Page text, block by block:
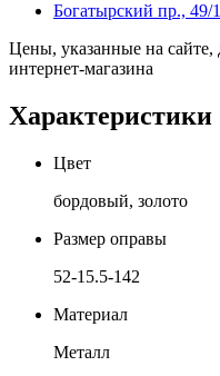
Богатырский пр., 49/1
Цены, указанные на сайте,
интернет-магазина
Характеристики
Цвет
бордовый, золото
Размер оправы
52-15.5-142
Материал
Металл